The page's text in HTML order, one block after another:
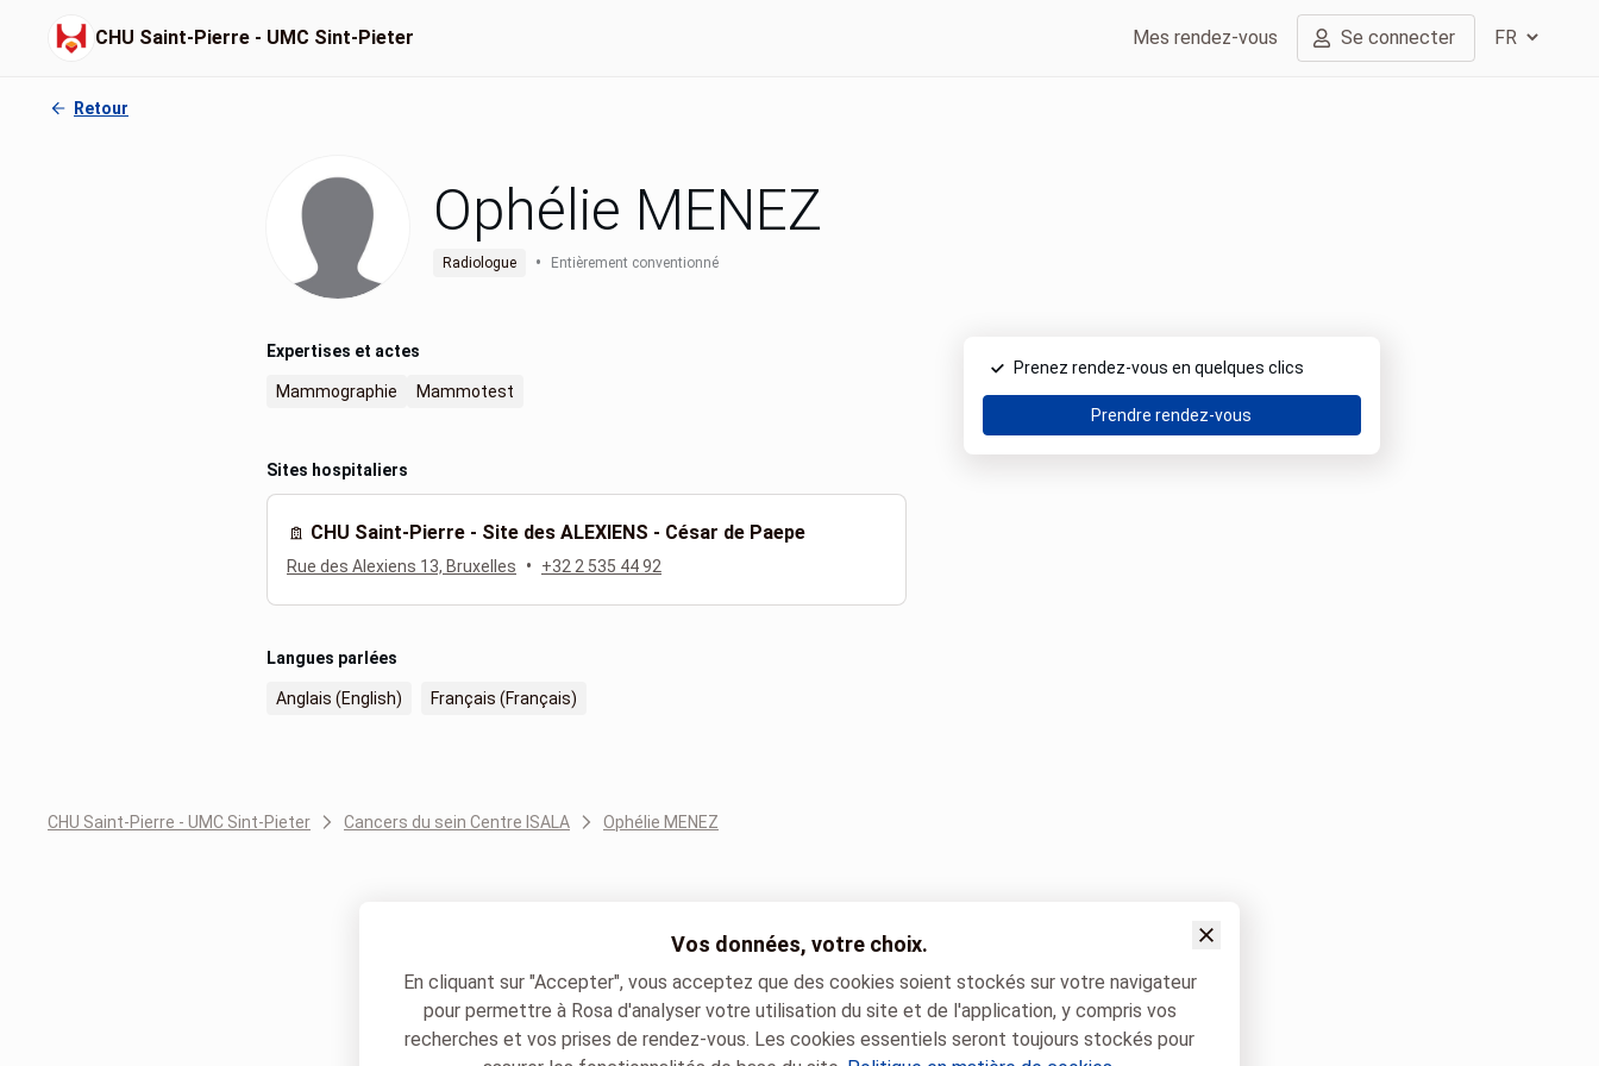
CHU Saint-Pierre - UMC Sint-Pieter Mes rendez-vous Se connecter
Retour
Ophélie MENEZ
Radiologue • Entièrement conventionné
Expertises et actes
Mammographie Mammotest
Sites hospitaliers
CHU Saint-Pierre - Site des ALEXIENS - César de Paepe
Rue des Alexiens 13, Bruxelles • +32 2 535 44 92
Langues parlées
Anglais (English) Français (Français)
Prenez rendez-vous en quelques clics
Prendre rendez-vous
CHU Saint-Pierre - UMC Sint-Pieter Cancers du sein Centre ISALA Ophélie MENEZ
Vos données, votre choix.
En cliquant sur "Accepter", vous acceptez que des cookies soient stockés sur votre navigateur
pour permettre à Rosa d'analyser votre utilisation du site et de l'application, y compris vos
recherches et vos prises de rendez-vous. Les cookies essentiels seront toujours stockés pour